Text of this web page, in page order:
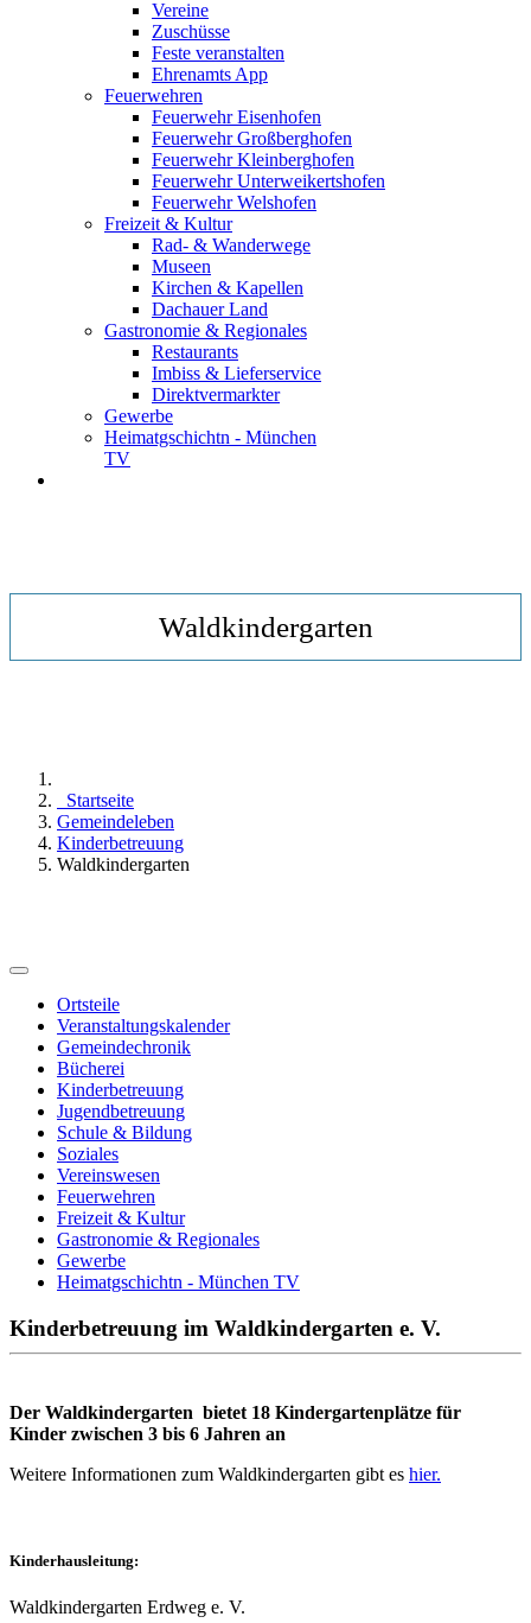
Vereine
Zuschüsse
Feste veranstalten
Ehrenamts App
Feuerwehren
Feuerwehr Eisenhofen
Feuerwehr Großberghofen
Feuerwehr Kleinberghofen
Feuerwehr Unterweikertshofen
Feuerwehr Welshofen
Freizeit & Kultur
Rad- & Wanderwege
Museen
Kirchen & Kapellen
Dachauer Land
Gastronomie & Regionales
Restaurants
Imbiss & Lieferservice
Direktvermarkter
Gewerbe
Heimatgschichtn - München
TV
Waldkindergarten
Startseite
Gemeindeleben
Kinderbetreuung
Waldkindergarten
Ortsteile
Veranstaltungskalender
Gemeindechronik
Bücherei
Kinderbetreuung
Jugendbetreuung
Schule & Bildung
Soziales
Vereinswesen
Feuerwehren
Freizeit & Kultur
Gastronomie & Regionales
Gewerbe
Heimatgschichtn - München TV
Kinderbetreuung im Waldkindergarten e. V.
Der Waldkindergarten bietet 18 Kindergartenplätze für
Kinder zwischen 3 bis 6 Jahren an
Weitere Informationen zum Waldkindergarten gibt es hier.
Kinderhausleitung:
Waldkindergarten Erdweg e. V.